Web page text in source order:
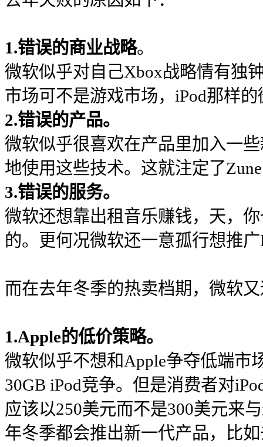
1.错误的商业战略。
微软似乎对自己Xbox战略情有独
市场可不是游戏市场，iPod那样
2.错误的产品。
微软似乎很喜欢在产品里加入一
地使用这些技术。这就注定了
3.错误的服务。
微软还想靠出租音乐赚钱，天，
的。更何况微软还一意孤行想推
而在去年冬季的热卖档期，微软
1.Apple的低价策略。
微软似乎不想和Apple争夺低端市
30GB iPod竞争。但是消费者对
应该以250美元而不是300美元来
年冬季都会推出新一代产品，比